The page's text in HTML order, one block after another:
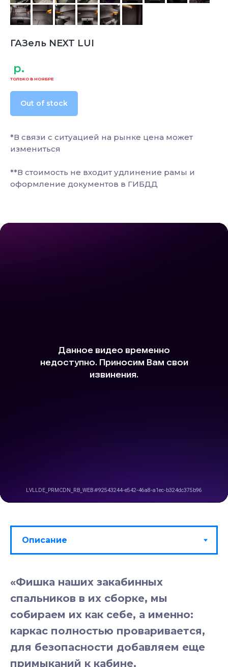
ГАЗель NEXT LUI
р.
Out of stock
*В связи с ситуацией на рынке цена может
измениться
**В стоимость не входит удлинение рамы и
оформление документов в ГИБДД
«Фишка наших закабинных
спальников в их сборке, мы
собираем их как себе, а именно:
каркас полностью проваривается,
для безопасности добавляем еще
примыканий к кабине,